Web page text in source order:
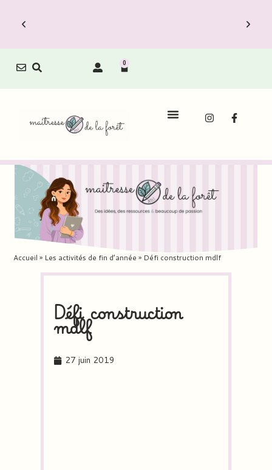
0
Accueil » Les activités de fin d’année » Défi construction mdlf
Défi construction
mdlf
27 juin 2019